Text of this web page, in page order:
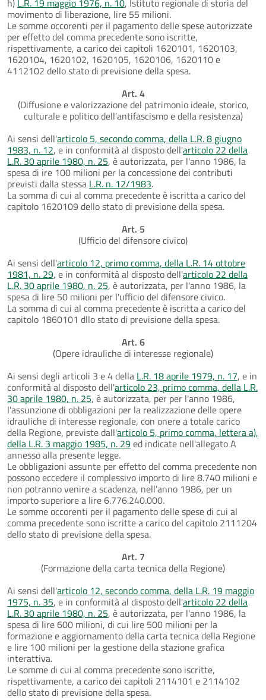
movimento di liberazione, lire 55 milioni.
Le somme occorenti per il pagamento delle spese autorizzate
per effetto del comma precedente sono iscritte,
rispettivamente, a carico dei capitoli 1620101, 1620103,
1620104, 1620102, 1620105, 1620106, 1620110 e
4112102 dello stato di previsione della spesa.
Art. 4
(Diffusione e valorizzazione del patrimonio ideale, storico,
culturale e politico dell'antifascismo e della resistenza)
Ai sensi dell'articolo 5, secondo comma, della L.R. 8 giugno
1983, n. 12, e in conformità al disposto dell'articolo 22 della
L.R. 30 aprile 1980, n. 25, è autorizzata, per l'anno 1986, la
spesa di ire 100 milioni per la concessione dei contributi
previsti dalla stessa L.R. n. 12/1983.
La somma di cui al comma precedente è iscritta a carico del
capitolo 1620109 dello stato di previsione della spesa.
Art. 5
(Ufficio del difensore civico)
Ai sensi dell'articolo 12, primo comma, della L.R. 14 ottobre
1981, n. 29, e in conformità al disposto dell'articolo 22 della
L.R. 30 aprile 1980, n. 25, è autorizzata, per l'anno 1986, la
spesa di lire 50 milioni per l'ufficio del difensore civico.
La somma di cui al comma precedente è iscritta a carico del
capitolo 1860101 dllo stato di previsione della spesa.
Art. 6
(Opere idrauliche di interesse regionale)
Ai sensi degli articoli 3 e 4 della L.R. 18 aprile 1979, n. 17, e in
conformità al disposto dell'articolo 23, primo comma, della L.R.
30 aprile 1980, n. 25, è autorizzata, per per l'anno 1986,
l'assunzione di obbligazioni per la realizzazione delle opere
idrauliche di interesse regionale, con onere a totale carico
della Regione, previste dall'articolo 5, primo comma, lettera a),
della L.R. 3 maggio 1985, n. 29ed indicate nell'allegato A
annesso alla presente legge.
Le obbligazioni assunte per effetto del comma precedente non
possono eccedere il complessivo importo di lire 8.740 milioni e
non potranno venire a scadenza, nell'anno 1986, per un
importo superiore a lire 6.776.240.000.
Le somme occorenti per il pagamento delle spese di cui al
comma precedente sono iscritte a carico del capitolo 2111204
dello stato di previsione della spesa.
Art. 7
(Formazione della carta tecnica della Regione)
Ai sensi dell'articolo 12, secondo comma, della L.R. 19 maggio
1975, n. 35, e in conformità al disposto dell'articolo 22 della
L.R. 30 aprile 1980, n. 25, è autorizzata, per l'anno 1986, la
spesa di lire 600 milioni, di cui lire 500 milioni per la
formazione e aggiornamento della carta tecnica della Regione
e lire 100 milioni per la gestione della stazione grafica
interattiva.
Le somme di cui al comma precedente sono iscritte,
rispettivamente, a carico dei capitoli 2114101 e 2114102
dello stato di previsione della spesa.